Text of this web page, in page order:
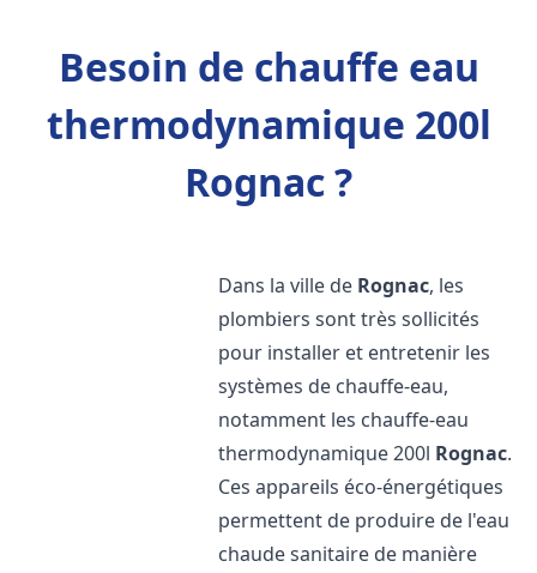
Besoin de chauffe eau
thermodynamique 200l
Rognac ?
Dans la ville de Rognac, les
plombiers sont très sollicités
pour installer et entretenir les
systèmes de chauffe-eau,
notamment les chauffe-eau
thermodynamique 200l Rognac.
Ces appareils éco-énergétiques
permettent de produire de l'eau
chaude sanitaire de manière